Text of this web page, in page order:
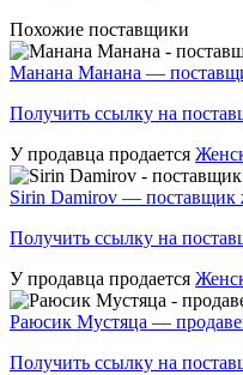
Похожие поставщики
Манана Манана —
Получить ссылку на
У продавца продается
Sirin Damirov — поставщик
Получить ссылку на
У продавца продается
Раюсик Мустяца —
Получить ссылку на